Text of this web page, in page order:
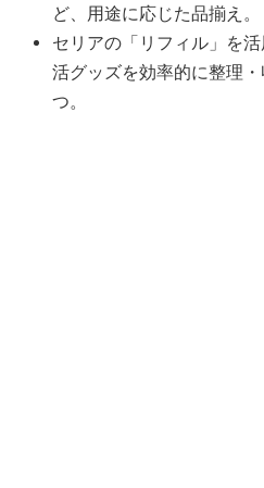
ど、用途に応じた品揃え。
セリアの「リフィル」を
活グッズを効率的に整理
つ。